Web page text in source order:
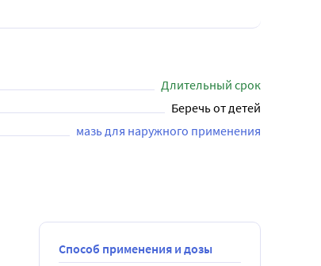
Длительный срок
Беречь от детей
мазь для наружного применения
Способ применения и дозы